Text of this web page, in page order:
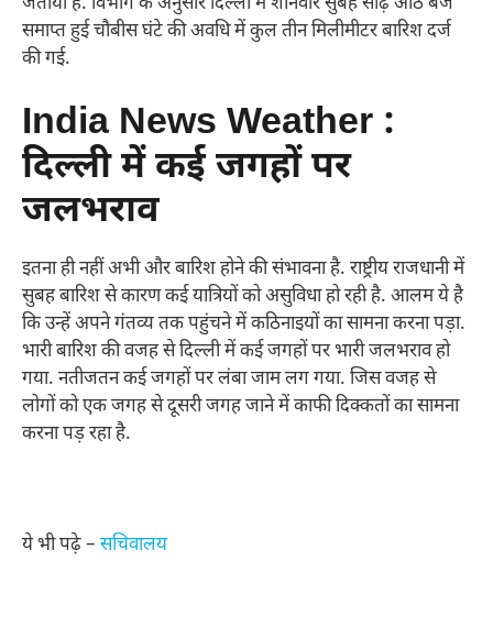
समाप्त हुई चौबीस घंटे की अवधि में कुल तीन मिलीमीटर बारिश दर्ज
की गई.
India News Weather :
दिल्ली में कई जगहों पर
जलभराव
इतना ही नहीं अभी और बारिश होने की संभावना है. राष्ट्रीय राजधानी में
सुबह बारिश से कारण कई यात्रियों को असुविधा हो रही है. आलम ये है
कि उन्हें अपने गंतव्य तक पहुंचने में कठिनाइयों का सामना करना पड़ा.
भारी बारिश की वजह से दिल्ली में कई जगहों पर भारी जलभराव हो
गया. नतीजतन कई जगहों पर लंबा जाम लग गया. जिस वजह से
लोगों को एक जगह से दूसरी जगह जाने में काफी दिक्कतों का सामना
करना पड़ रहा है.
ये भी पढ़े – सचिवालय